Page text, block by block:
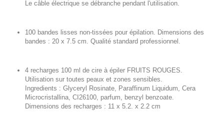
Le câble électrique se débranche pendant l'utilisation.
100 bandes lisses non-tissées pour épilation. Dimensions des
bandes : 20 x 7.5 cm. Qualité standard professionnel.
4 recharges 100 ml de cire à épiler FRUITS ROUGES.
Utilisation sur toutes peaux et zones sensibles.
Ingredients : Glyceryl Rosinate, Paraffinum Liquidum, Cera
Microcristallina, CI26100, parfum, benzyl benzoate.
Dimensions des recharges : 11 x 5.2. x 2.2 cm